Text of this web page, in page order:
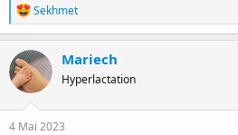
R
é
a
c
t
i
o
n
s
Sekhmet
Mariech
Hyperlactation
4 Mai 2023